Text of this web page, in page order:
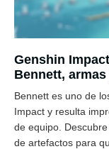
Genshin
Bennett,
Bennett es uno de
Impact y resulta
de equipo.
de artefactos para